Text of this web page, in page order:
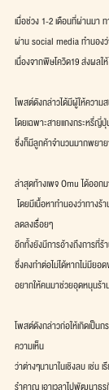
เมื่อช่วง 1-2 เดือนที่ผ่านมา
ผ่าน social media ทำนอง
เนื่องจากพิษโควิด19 ส่งผลใ
โพสต์ดังกล่าวได้มีผู้ให้ความ
โดยเฉพาะสายแกงกระหรี่ญี่
ซึ่งก็มีลูกค้าจำนวนมากพยา
ล่าสุดท้างเพจ Omu ได้ออก
ลดลงเรื่อยๆ
อีกทั้งยังมีการอ้างถึงการที่ร้
ซึ่งคงทำต่อไม่ได้หากไม่มียอด
อยากให้คนมาช่วยอุดหนุนร้า
โพสต์ดังกล่าวก่อให้เกิดเป็นก
ความเห็น
ว่าต่างๆนานาในเชิงลบ เช่น